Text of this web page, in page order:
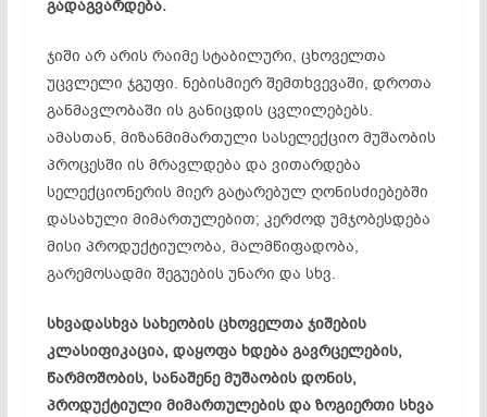
გადაგვარდება.
ჯიში არ არის რაიმე სტაბილური, ცხოველთა
უცვლელი ჯგუფი. ნებისმიერ შემთხვევაში, დროთა
განმავლობაში ის განიცდის ცვლილებებს.
ამასთან, მიზანმიმართული სასელექციო მუშაობის
პროცესში ის მრავლდება და ვითარდება
სელექციონერის მიერ გატარებულ ღონისძიებებში
დასახული მიმართულებით; კერძოდ უმჯობესდება
მისი პროდუქტიულობა, მალმწიფადობა,
გარემოსადმი შეგუების უნარი და სხვ.
სხვადასხვა სახეობის ცხოველთა ჯიშების
კლასიფიკაცია, დაყოფა ხდება გავრცელების,
წარმოშობის, სანაშენე მუშაობის დონის,
პროდუქტიული მიმართულების და ზოგიერთი სხვა